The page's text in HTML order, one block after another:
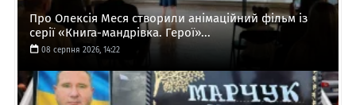
Про Олексія Меся створили анімаційний фільм із
серії «Книга-мандрівка. Герої»...
08 серпня 2026, 14:22